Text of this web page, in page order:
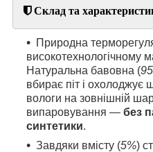
Склад та
Природна
високотехнологічному
Натуральна бавовна (
вбирає піт і охолоджує
вологи на зовнішній
випаровування — без
синтетики.
Завдяки вмісту (5%)